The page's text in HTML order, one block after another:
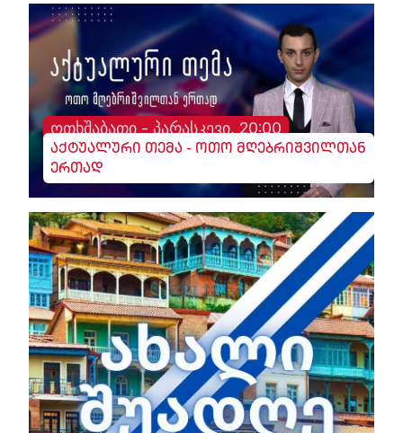
ოთხშაბათი - პარასკევი, 20:00
აქტუალური თემა - ოთო მღებრიშვილთან
ერთად